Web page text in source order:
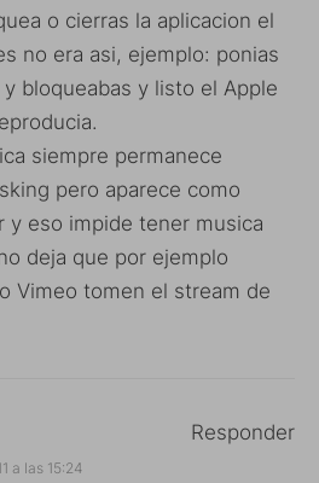
o cierras la aplicacion el
no era asi, ejemplo: ponias
bloqueabas y listo el Apple
siempre permanece
pero aparece como
y eso impide tener musica
deja que por ejemplo
Vimeo tomen el stream de
a las 15:24
Responder